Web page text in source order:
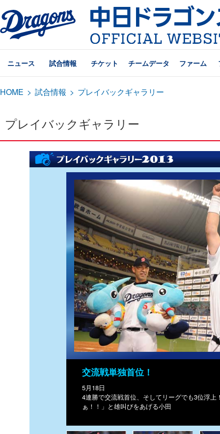
ニュース 試合情報 チケット チームデータ ファーム
HOME > 試合情報 > プレイバックギャラリー
プレイバックギャラリー
交流戦単独首位！
5月18日
4連勝で交流戦首位、そしてリーグでも3位浮
ぁ！！」と雄叫びをあげる小田